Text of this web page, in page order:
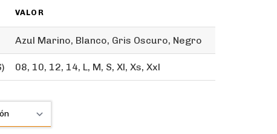
VALOR
Azul Marino, Blanco, Gris Oscuro, Negro
08, 10, 12, 14, L, M, S, Xl, Xs, Xxl